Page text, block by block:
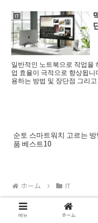
IT
일반적인 노트북으로 작업을
업 효율이 극적으로 향상됩
용하는 방법 및 장단점 그리
순토 스마트워치 고르는
품 베스트10
ホーム IT
메뉴 ホーム